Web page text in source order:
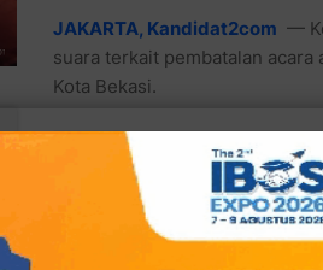
JAKARTA, Kandidat2com —
suara terkait pembatalan
Kota Bekasi.
Baca juga:
Ustadz Heri
Korban Pemilik Rumah